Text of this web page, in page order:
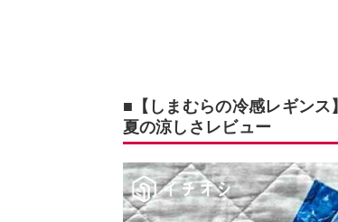
■【しまむらの冷感レギンス
夏の涼しさレビュー